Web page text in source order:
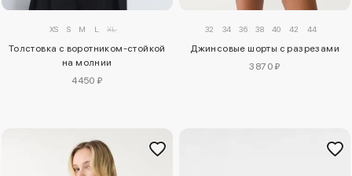
XS S M L XL
Толстовка с воротником-стойкой
на молнии
4450 ₽
32 34 36 38 40 42 44
Джинсовые шорты с разрезами
3870 ₽